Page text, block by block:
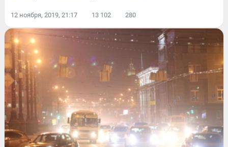
12 ноября, 2019, 21:17 13 102 280